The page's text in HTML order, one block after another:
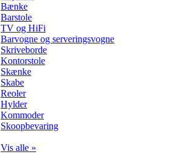
Bænke
Barstole
TV og HiFi
Barvogne og serveringsvogne
Skriveborde
Kontorstole
Skænke
Skabe
Reoler
Hylder
Kommoder
Skoopbevaring
Vis alle »